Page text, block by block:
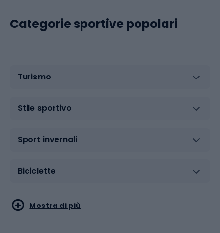
Categorie sportive popolari
Turismo
Stile sportivo
Sport invernali
Biciclette
Sport acquatici
Sport di arti marziali
Mostra di più